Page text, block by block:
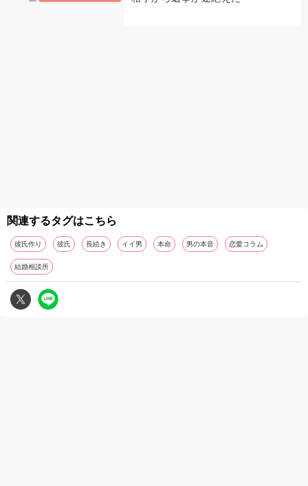
関連するタグはこちら
彼氏作り 彼氏 長続き イイ男 本命 男の本音 恋愛コラム
結婚相談所